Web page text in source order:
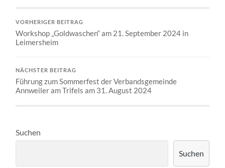
VORHERIGER BEITRAG
Workshop „Goldwaschen“ am 21. September 2024 in
Leimersheim
NÄCHSTER BEITRAG
Führung zum Sommerfest der Verbandsgemeinde
Annweiler am Trifels am 31. August 2024
Suchen
Suchen